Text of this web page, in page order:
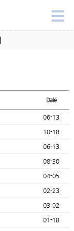
Date
06-13
10-18
06-13
08-30
04-05
02-23
03-02
01-18